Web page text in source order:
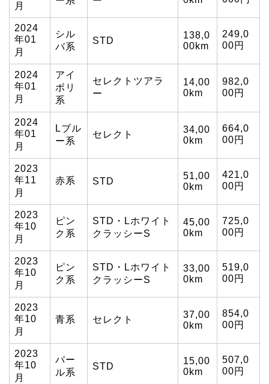
月
2024
年01
月
シル
バ系
STD
138,0
00km
249,0
00円
2024
年01
月
アイ
ボリ
系
セレクトツアラ
ー
14,00
0km
982,0
00円
2024
年01
月
Lブル
ー系
セレクト
34,00
0km
664,0
00円
2023
年11
月
赤系 STD
51,00
0km
421,0
00円
2023
年10
月
ピン
ク系
STD・Lホワイト
クラッシーS
45,00
0km
725,0
00円
2023
年10
月
ピン
ク系
STD・Lホワイト
クラッシーS
33,00
0km
519,0
00円
2023
年10
月
青系 セレクト
37,00
0km
854,0
00円
2023
年10
月
パー
ル系
STD
15,00
0km
507,0
00円